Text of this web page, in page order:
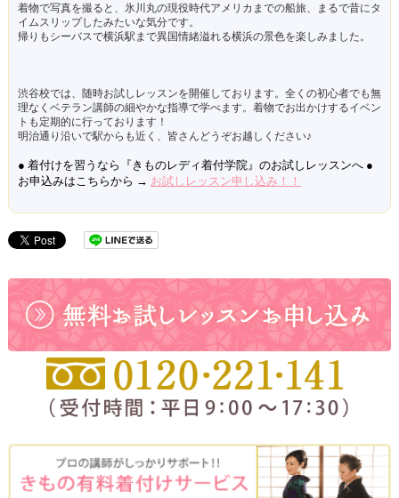
着物で写真を撮ると、氷川丸の現役時代アメリカまでの船旅、まるで昔にタ
イムスリップしたみたいな気分です。
帰りもシーバスで横浜駅まで異国情緒溢れる横浜の景色を楽しみました。
渋谷校では、随時お試しレッスンを開催しております。全くの初心者でも無
理なくベテラン講師の細やかな指導で学べます。着物でお出かけするイベン
トも定期的に行っております！
明治通り沿いで駅からも近く、皆さんどうぞお越しください♪
● 着付けを習うなら『きものレディ着付学院』のお試しレッスンへ ●
お申込みはこちらから → お試しレッスン申し込み！！